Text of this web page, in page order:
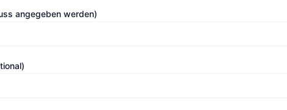
angegeben werden)